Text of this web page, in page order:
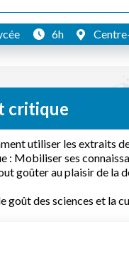
6h
critique
utiliser les extraits
Mobiliser ses
goûter au plaisir de
des sciences et la